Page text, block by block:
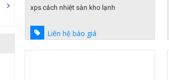
xps cách nhiệt sàn kho lạnh
Liên hệ báo giá